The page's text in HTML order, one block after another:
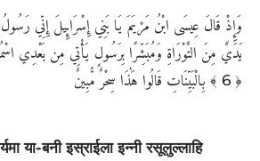
وَإِذْ قَالَ عِيسَى ابْنُ مَرْيَمَ يَا بَنِي إِسْرَائِيلَ إِنِّي رَسُولُ
يَدَيَّ مِنَ التَّوْرَاةِ وَمُبَشِّرًا بِرَسُولٍ يَأْتِي مِن بَعْدِي
﴾ 6 ﴿
या-बनी इस्राईला इन्नी रसूलुल्लाहि